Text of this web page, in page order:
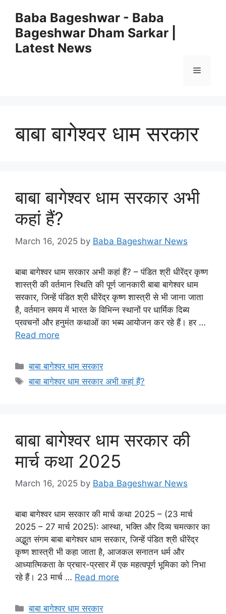
content
Baba Bageshwar - Baba
Bageshwar Dham Sarkar |
Latest News
Menu
बाबा बागेश्वर धाम सरकार
बाबा बागेश्वर धाम सरकार अभी
कहां हैं?
March 16, 2025 by Baba Bageshwar News
बाबा बागेश्वर धाम सरकार अभी कहां हैं? – पंडित श्री धीरेंद्र कृष्ण
शास्त्री की वर्तमान स्थिति की पूर्ण जानकारी बाबा बागेश्वर धाम
सरकार, जिन्हें पंडित श्री धीरेंद्र कृष्ण शास्त्री से भी जाना जाता
है, वर्तमान समय में भारत के विभिन्न स्थानों पर धार्मिक दिब्य
प्रवचनों और हनुमंत कथाओं का भब्य आयोजन कर रहे हैं। हर …
Read more
Categories
बाबा बागेश्वर धाम सरकार
Tags
बाबा बागेश्वर धाम सरकार अभी कहां हैं?
बाबा बागेश्वर धाम सरकार की
मार्च कथा 2025
March 16, 2025 by Baba Bageshwar News
बाबा बागेश्वर धाम सरकार की मार्च कथा 2025 – (23 मार्च
2025 – 27 मार्च 2025): आस्था, भक्ति और दिव्य चमत्कार का
अद्भुत संगम बाबा बागेश्वर धाम सरकार, जिन्हें पंडित श्री धीरेंद्र
कृष्ण शास्त्री भी कहा जाता है, आजकल सनातन धर्म और
आध्यात्मिकता के प्रचार-प्रसार में एक महत्वपूर्ण भूमिका को निभा
रहे हैं। 23 मार्च … Read more
Categories
बाबा बागेश्वर धाम सरकार